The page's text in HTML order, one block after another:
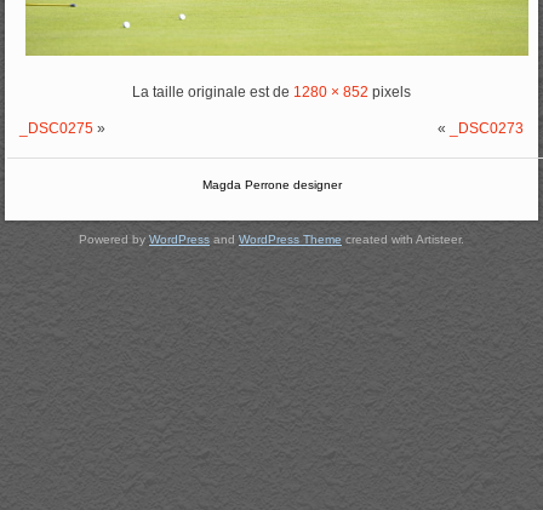
La taille originale est de 1280 × 852 pixels
_DSC0275 » « _DSC0273
Magda Perrone designer
Powered by WordPress and WordPress Theme created with Artisteer.